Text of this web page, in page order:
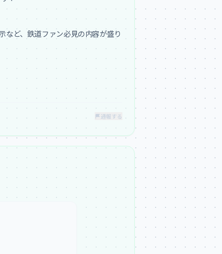
など、鉄道ファン必見の内容が盛り
通報する